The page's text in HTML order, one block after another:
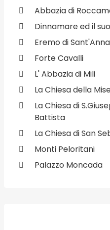
Abbazia di
Dinnamare ed il
Eremo di Sant'Anna
Forte Cavalli
L' Abbazia di Mili
La Chiesa della
La Chiesa di
Battista
La Chiesa di San
Monti Peloritani
Palazzo Moncada